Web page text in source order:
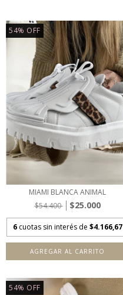
54% OFF
MIAMI BLANCA ANIMAL
$54.400
$25.000
6 cuotas sin interés de $4.166,67
AGREGAR AL CARRITO
54% OFF